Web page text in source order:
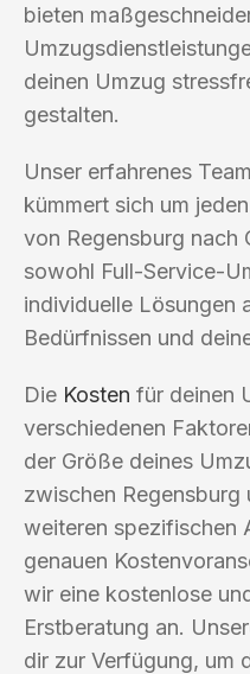
bieten
deinen Umzug
gestalten.
Unser erfahrenes
kümmert sich um
von Regensburg nach
sowohl Full-Service-
individuelle Lösungen
Bedürfnissen und
Die Kosten für deinen
verschiedenen
der Größe deines
zwischen Regensburg
weiteren spezifischen
genauen
wir eine kostenlose
Erstberatung an.
dir zur Verfügung, um